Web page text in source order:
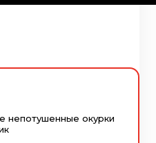
непотушенные окурки